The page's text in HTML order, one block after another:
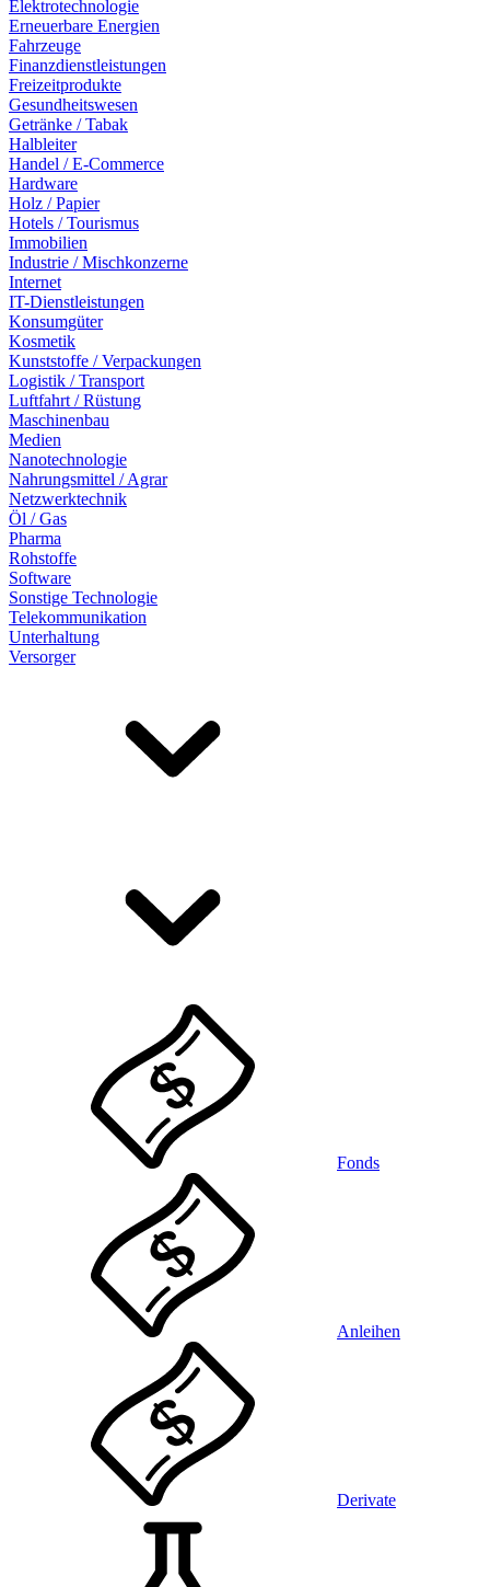
Elektrotechnologie
Erneuerbare Energien
Fahrzeuge
Finanzdienstleistungen
Freizeitprodukte
Gesundheitswesen
Getränke / Tabak
Halbleiter
Handel / E-Commerce
Hardware
Holz / Papier
Hotels / Tourismus
Immobilien
Industrie / Mischkonzerne
Internet
IT-Dienstleistungen
Konsumgüter
Kosmetik
Kunststoffe / Verpackungen
Logistik / Transport
Luftfahrt / Rüstung
Maschinenbau
Medien
Nanotechnologie
Nahrungsmittel / Agrar
Netzwerktechnik
Öl / Gas
Pharma
Rohstoffe
Software
Sonstige Technologie
Telekommunikation
Unterhaltung
Versorger
Fonds
Anleihen
Derivate